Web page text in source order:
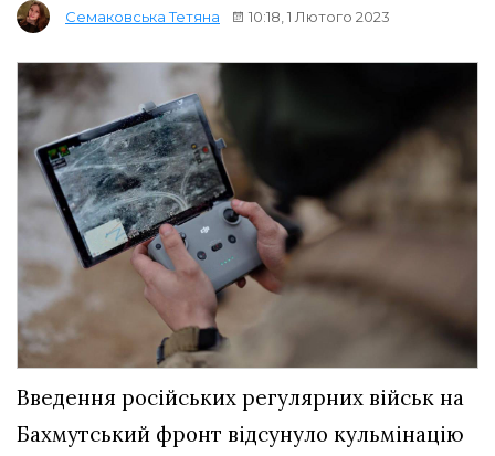
Семаковська Тетяна 10:18, 1 Лютого 2023
Введення російських регулярних військ на
Бахмутський фронт відсунуло кульмінацію